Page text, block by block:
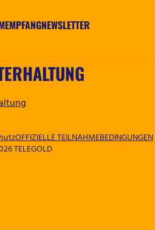
EMPFANGNEWSLETTER
TELEGOLD
OFFIZIELLE TEILNAHMEBEDINGUNGEN